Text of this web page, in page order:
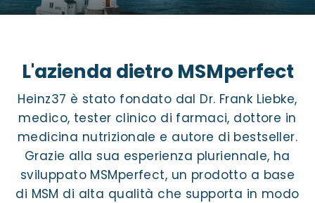
L'azienda dietro MSMperfect
Heinz37 è stato fondato dal Dr. Frank Liebke,
medico, tester clinico di farmaci, dottore in
medicina nutrizionale e autore di bestseller.
Grazie alla sua esperienza pluriennale, ha
sviluppato MSMperfect, un prodotto a base
di MSM di alta qualità che supporta in modo